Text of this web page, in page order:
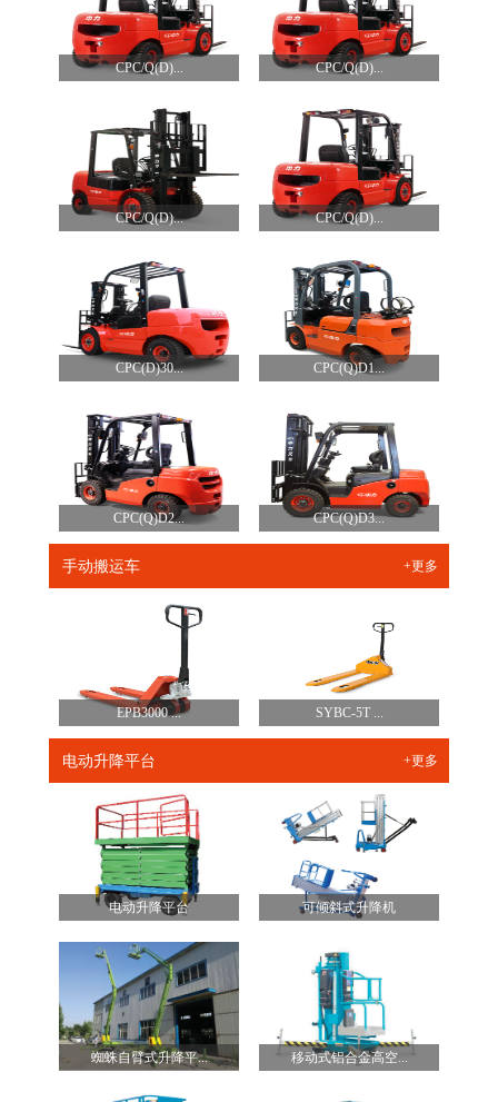
CPC/Q(D)... CPC/Q(D)...
CPC/Q(D)... CPC/Q(D)...
CPC(D)30... CPC(Q)D1...
CPC(Q)D2... CPC(Q)D3...
手动搬运车 +更多
EPB3000 ... SYBC-5T ...
电动升降平台 +更多
电动升降平台 可倾斜式升降机
蜘蛛自臂式升降平... 移动式铝合金高空...